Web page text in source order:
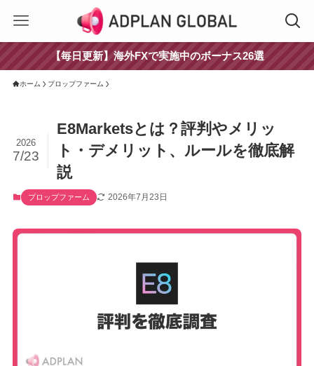
【毎日更新】海外FXで実施中のボーナス26選
ホーム プロップファーム
E8Marketsとは？評判やメリッ
ト・デメリット、ルールを徹底解
説
2026
7/23
プロップファーム 2026年7月23日